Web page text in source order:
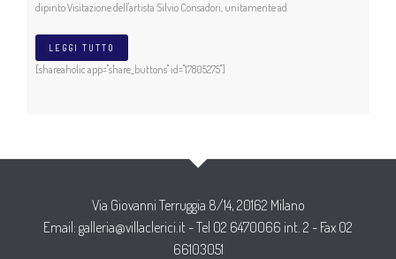
dipinto Visitazione dell'artista Silvio Consadori, unitamente ad
LEGGI TUTTO
[shareaholic app="share_buttons" id="17805275"]
Via Giovanni Terruggia 8/14, 20162 Milano
Email: galleria@villaclerici.it - Tel 02 6470066 int. 2 - Fax 02
66103051